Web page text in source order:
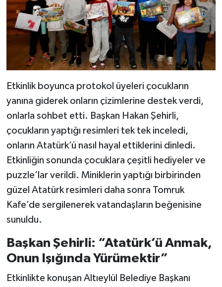
Etkinlik boyunca protokol üyeleri çocukların
yanına giderek onların çizimlerine destek verdi,
onlarla sohbet etti. Başkan Hakan Şehirli,
çocukların yaptığı resimleri tek tek inceledi,
onların Atatürk’ü nasıl hayal ettiklerini dinledi.
Etkinliğin sonunda çocuklara çeşitli hediyeler ve
puzzle’lar verildi. Miniklerin yaptığı birbirinden
güzel Atatürk resimleri daha sonra Tomruk
Kafe’de sergilenerek vatandaşların beğenisine
sunuldu.
Başkan Şehirli: “Atatürk’ü Anmak,
Onun Işığında Yürümektir”
Etkinlikte konuşan Altıeylül Belediye Başkanı